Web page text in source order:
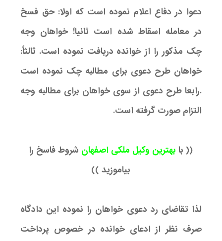
دعوا در دفاع اعلام نموده است که اولا: حق فسخ
در معامله اسقاط شده است ثانیا:ً خواهان وجه
چک مذکور را از خوانده دریافت نموده است. ثالثاً:
خواهان طرح دعوی برای مطالبه چک نموده است
.رابعا طرح دعوی از سوی خواهان برای مطالبه وجه
التزام صورت گرفته است.
(( با بهترین وکیل ملکی اصفهان شروط فاسخ را
بیاموزید ))
لذا تقاضای رد دعوی خواهان را نموده این دادگاه
صرف نظر از ادعای خوانده در خصوص پرداخت